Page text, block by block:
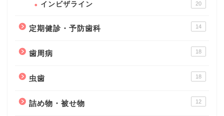
インビザライン 20
定期健診・予防歯科 14
歯周病 18
虫歯 18
詰め物・被せ物 12